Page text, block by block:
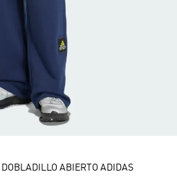
ABIERTO ADIDAS